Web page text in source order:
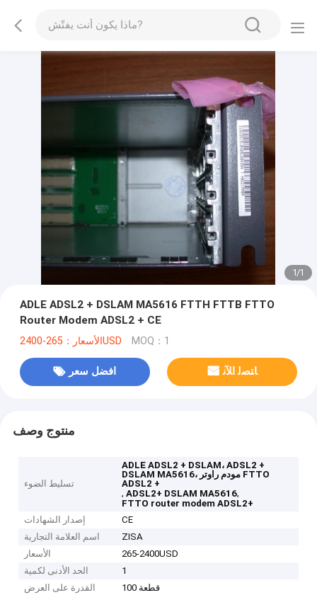
1/1
ADLE ADSL2 + DSLAM MA5616 FTTH FTTB FTTO
Router Modem ADSL2 + CE
الأسعار：265-2400USD MOQ：1
افضل سعر ﺎﺘﺼﻟ ﺍﻶﻧ
منتوج وصف
تسليط الضوء
ADLE ADSL2 + DSLAM، ADSL2 +
DSLAM MA5616، مودم راوتر FTTO
ADSL2 +
,ADSL2+ DSLAM MA5616,
FTTO router modem ADSL2+
إصدار الشهادات
CE
اسم العلامة التجارية
ZISA
الأسعار
265-2400USD
الحد الأدنى لكمية
1
القدرة على العرض
100 قطعة